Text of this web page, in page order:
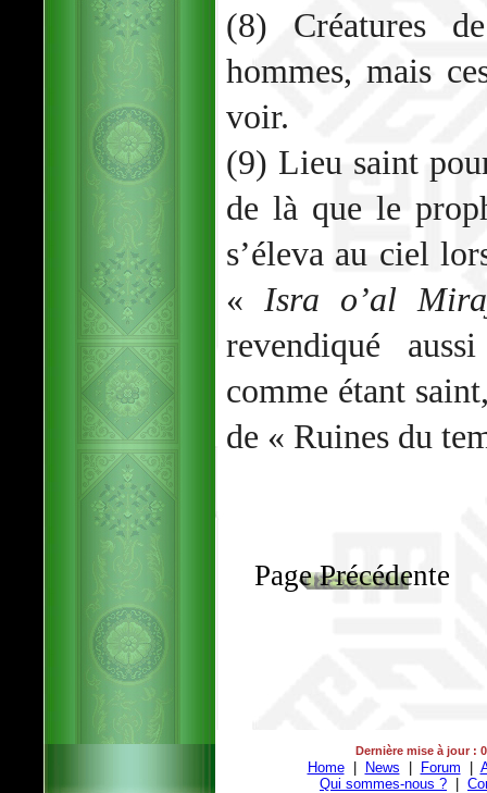
(8) Créatures
hommes, mais
voir.
(9) Lieu saint
de là que le
s’éleva au ciel
«Isra o’al
revendiqué
comme étant
de « Ruines du
Page Précédente
Dernière mise à jour :
Home| News Forum
Qui sommes-nous ?